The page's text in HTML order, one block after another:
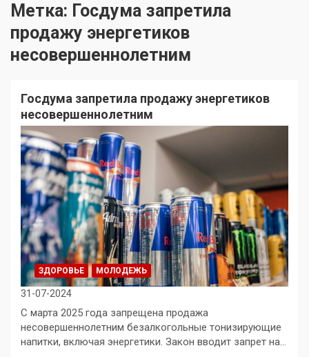
Метка: Госдума запретила
продажу энергетиков
несовершеннолетним
Госдума запретила продажу энергетиков
несовершеннолетним
ЗДОРОВЬЕ МОЛОДЕЖЬ
31-07-2024
С марта 2025 года запрещена продажа
несовершеннолетним безалкогольные тонизирующие
напитки, включая энергетики. Закон вводит запрет на…